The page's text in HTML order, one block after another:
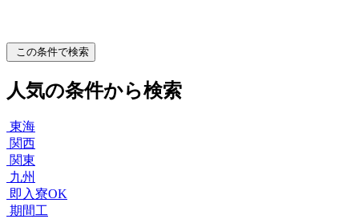
この条件で検索
人気の条件から検索
東海
関西
関東
九州
即入寮OK
期間工